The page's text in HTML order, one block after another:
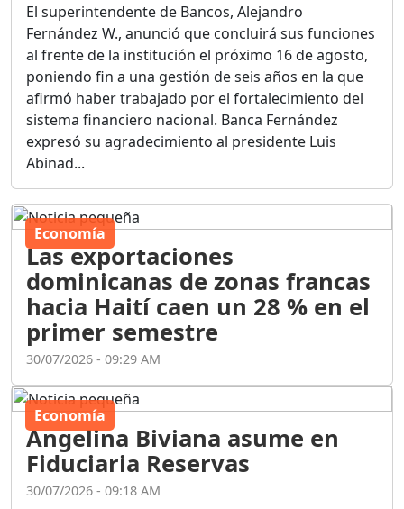
El superintendente de Bancos, Alejandro
Fernández W., anunció que concluirá sus funciones
al frente de la institución el próximo 16 de agosto,
poniendo fin a una gestión de seis años en la que
afirmó haber trabajado por el fortalecimiento del
sistema financiero nacional. Banca Fernández
expresó su agradecimiento al presidente Luis
Abinad...
Economía
Las exportaciones
dominicanas de zonas francas
hacia Haití caen un 28 % en el
primer semestre
30/07/2026 - 09:29 AM
Economía
Angelina Biviana asume en
Fiduciaria Reservas
30/07/2026 - 09:18 AM